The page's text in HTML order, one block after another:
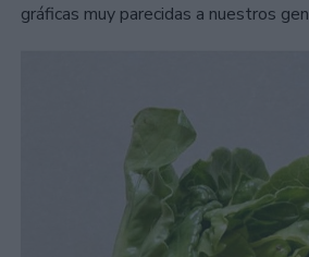
gráficas muy parecidas a nuestros